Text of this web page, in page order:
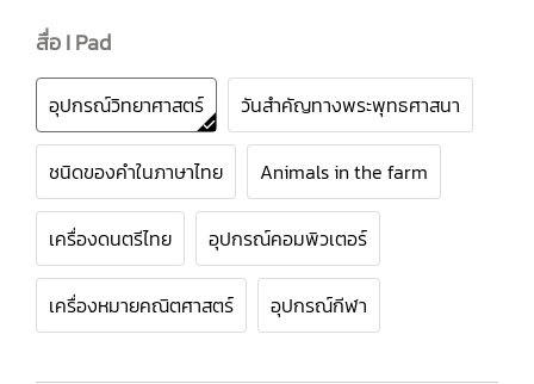
สื่อ I Pad
อุปกรณ์วิทยาศาสตร์ วันสำคัญทางพระพุทธศาสนา
ชนิดของคำในภาษาไทย Animals in the farm
เครื่องดนตรีไทย อุปกรณ์คอมพิวเตอร์
เครื่องหมายคณิตศาสตร์ อุปกรณ์กีฬา